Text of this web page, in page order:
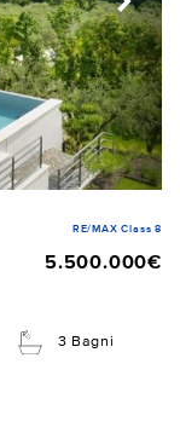
RE/MAX Class 8
5.500.000€
3 Bagni